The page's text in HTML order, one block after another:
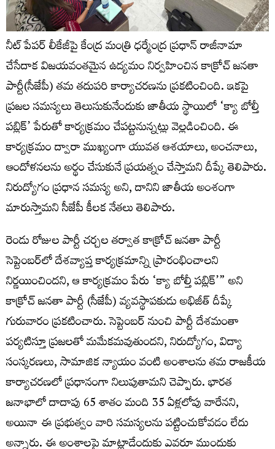
నీట్ పేపర్ లీకేజీపై కేంద్ర మంత్రి ధర్మేంద్ర ప్రధాన్ రాజీనామా
చేసేదాక విజయవంతమైన ఉద్యమం నిర్వహించిన కాక్రోచ్‌ జనతా
పార్టీ(సీజేపీ) తమ తదుపరి కార్యాచరణను ప్రకటించింది. ఇకపై
ప్రజల సమస్యలు తెలుసుకునేందుకు జాతీయ స్థాయిలో ‘క్యా బోల్తీ
పబ్లిక్‌’ పేరుతో కార్యక్రమం చేపట్టనున్నట్లు వెల్లడించింది. ఈ
కార్యక్రమం ద్వారా ముఖ్యంగా యువత ఆశయాలు, అంచనాలు,
ఆందోళనలను అర్థం చేసుకునే ప్రయత్నం చేస్తామని దీప్కే తెలిపారు.
నిరుద్యోగం ప్రధాన సమస్య అని, దానిని జాతీయ అంశంగా
మారుస్తామని సీజేపీ కీలక నేతలు తెలిపారు.
రెండు రోజుల పార్టీ చర్చల తర్వాత కాక్రోచ్ జనతా పార్టీ
సెప్టెంబర్‌లో దేశవ్యాప్త కార్యక్రమాన్ని ప్రారంభించాలని
నిర్ణయించిందని, ఆ కార్యక్రమం పేరు ‘క్యా బోల్తీ పబ్లిక్’” అని
కాక్రోచ్ జనతా పార్టీ (సీజేపీ) వ్యవస్థాపకుడు అభిజీత్ దీప్కే
గురువారం ప్రకటించారు. సెప్టెంబర్ నుంచి పార్టీ దేశమంతా
పర్యటిస్తూ ప్రజలతో మమేకమవుతుందని, నిరుద్యోగం, విద్యా
సంస్కరణలు, సామాజిక న్యాయం వంటి అంశాలను తమ రాజకీయ
కార్యాచరణలో ప్రధానంగా నిలుపుతామని చెప్పారు. భారత
జనాభాలో దాదాపు 65 శాతం మంది 35 ఏళ్లలోపు వారేనని,
అయినా ఈ ప్రభుత్వం వారి సమస్యలను పట్టించుకోవడం లేదు